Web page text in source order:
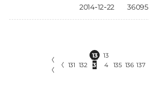
2014-12-22 36095
〈
〈
〈 131 132
13
3
13
4
135 136 137